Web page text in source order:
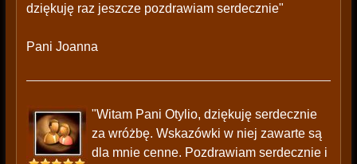
dziękuję raz jeszcze pozdrawiam serdecznie"
Pani Joanna
"Witam Pani Otylio, dziękuję serdecznie
za wróżbę. Wskazówki w niej zawarte są
dla mnie cenne. Pozdrawiam serdecznie i